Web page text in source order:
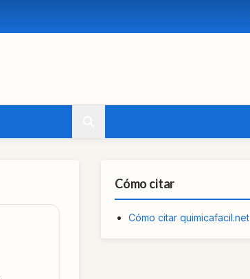
Cómo citar
Cómo citar quimicafacil.net